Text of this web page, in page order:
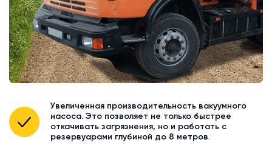
Увеличенная производительность вакуумного
насоса. Это позволяет не только быстрее
откачивать загрязнения, но и работать с
резервуарами глубиной до 8 метров.